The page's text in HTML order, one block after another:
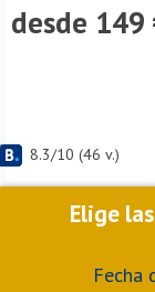
desde 149
8.3/10 (46 v.)
Elige
Fecha